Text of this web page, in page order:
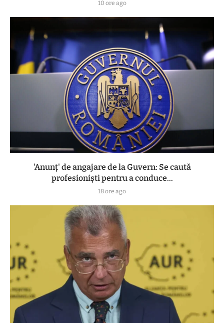
10 ore ago
'Anunț' de angajare de la Guvern: Se caută
profesioniști pentru a conduce...
18 ore ago